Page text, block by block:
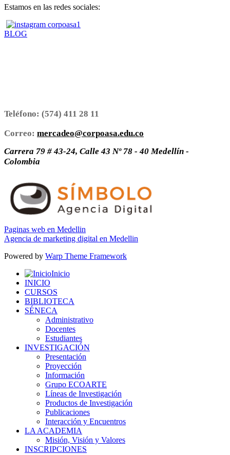
Estamos en las redes sociales:
BLOG
Teléfono: (574) 411 28 11
Correo: mercadeo@corpoasa.edu.co
Carrera 79 # 43-24, Calle 43 Nº 78 - 40 Medellín -
Colombia
Paginas web en Medellin
Agencia de marketing digital en Medellin
Powered by Warp Theme Framework
Inicio
INICIO
CURSOS
BIBLIOTECA
SÉNECA
Administrativo
Docentes
Estudiantes
INVESTIGACIÓN
Presentación
Proyección
Información
Grupo ECOARTE
Líneas de Investigación
Productos de Investigación
Publicaciones
Interacción y Encuentros
LA ACADEMIA
Misión, Visión y Valores
INSCRIPCIONES